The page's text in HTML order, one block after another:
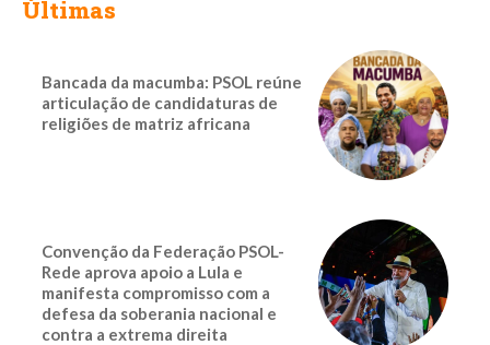
Últimas
Bancada da macumba: PSOL reúne
articulação de candidaturas de
religiões de matriz africana
Convenção da Federação PSOL-
Rede aprova apoio a Lula e
manifesta compromisso com a
defesa da soberania nacional e
contra a extrema direita